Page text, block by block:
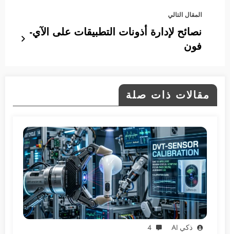
المقال التالي
نصائح لإدارة أذونات التطبيقات على الآي-
فون
مقالات ذات صلة
ذكي AI 4